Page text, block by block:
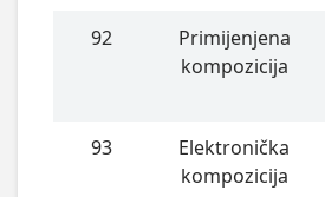
92
Primijenjena
kompozicija
93
Elektronička
kompozicija